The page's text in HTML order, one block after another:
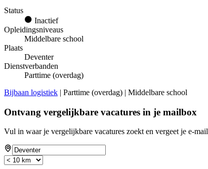
Status
Inactief
Opleidingsniveaus
Middelbare school
Plaats
Deventer
Dienstverbanden
Parttime (overdag)
Bijbaan logistiek | Parttime (overdag) | Middelbare school
Ontvang vergelijkbare vacatures in je mailbox
Vul in waar je vergelijkbare vacatures zoekt en vergeet je e-